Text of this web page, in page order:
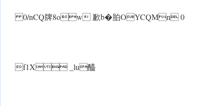
0/nCQ牌8ow 歉b�胉OYCQMn 0
f1X _lu醯